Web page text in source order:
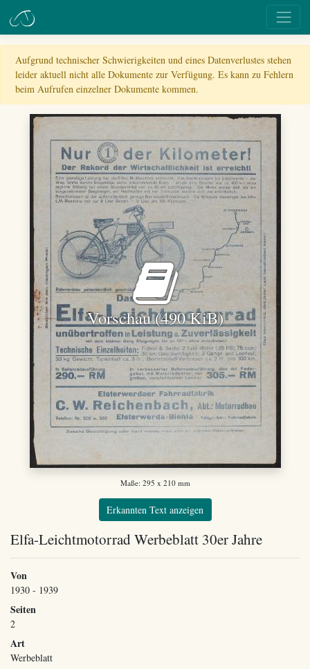
Aufgrund technischer Schwierigkeiten und eines Datenverlustes stehen
leider aktuell nicht alle Dokumente zur Verfügung. Es kann zu Fehlern
beim Aufrufen einzelner Dokumente kommen.
Vorschau (490 KiB)
Maße: 295 x 210 mm
Erkannten Text anzeigen
Elfa-Leichtmotorrad Werbeblatt 30er Jahre
Von
1930 - 1939
Seiten
2
Art
Werbeblatt